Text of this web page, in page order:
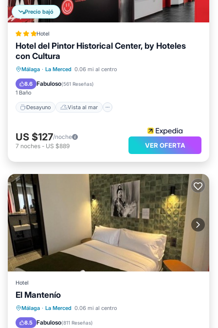
Precio bajó
Hotel
Hotel del Pintor Historical Center, by Hoteles
con Cultura
Málaga · La Merced 0.06 mi al centro
8.6 Fabuloso(561 Reseñas)
1 Baño
Desayuno Vista al mar
Desayuno
Vista al mar
Balcón/Terraza
US $127/noche
7 noches - US $889 VER OFERTA
Hotel
El Mantenío
Málaga · La Merced 0.06 mi al centro
8.5 Fabuloso(811 Reseñas)
Desayuno
Cocina
Aire acondicionado